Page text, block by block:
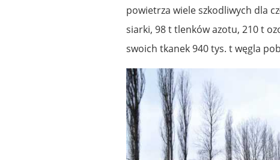
powietrza wiele szkodliwych dla
siarki, 98 t tlenków azotu, 210 t
swoich tkanek 940 tys. t węgla